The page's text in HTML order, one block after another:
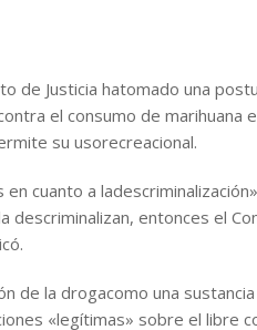
de Justicia hatomado una
el consumo de marihuana
su usorecreacional.
cuanto a
entonces el
de la drogacomo una
«legítimas» sobre el libre